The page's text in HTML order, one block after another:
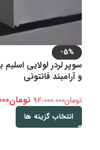
-5%
سوپر لردر لولایی اسلیم
و آرامبند فانتونی
تومان92.000.000 تومان
انتخاب گزینه ها